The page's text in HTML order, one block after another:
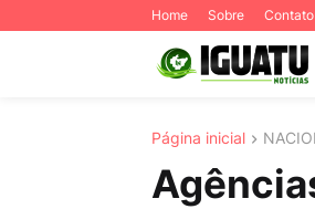
Home Sobre Contato
Página inicial